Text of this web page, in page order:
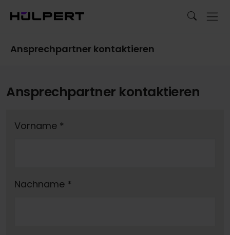
Ansprechpartner kontaktieren
Ansprechpartner kontaktieren
Vorname *
Nachname *